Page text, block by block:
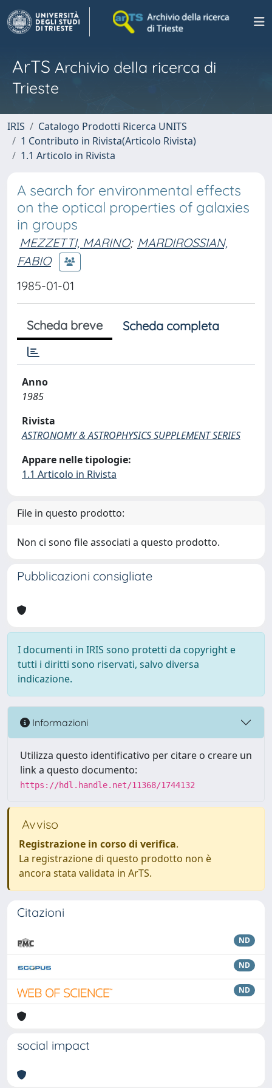
ArTS Archivio della ricerca di
Trieste
IRIS
Catalogo Prodotti Ricerca UNITS
1 Contributo in Rivista(Articolo Rivista)
1.1 Articolo in Rivista
A search for environmental effects
on the optical properties of galaxies
in groups
MEZZETTI, MARINO; MARDIROSSIAN,
FABIO
1985-01-01
Scheda breve Scheda completa
Anno
1985
Rivista
ASTRONOMY & ASTROPHYSICS SUPPLEMENT SERIES
Appare nelle tipologie:
1.1 Articolo in Rivista
File in questo prodotto:
Non ci sono file associati a questo prodotto.
Pubblicazioni consigliate
I documenti in IRIS sono protetti da copyright e
tutti i diritti sono riservati, salvo diversa
indicazione.
Informazioni
Utilizza questo identificativo per citare o creare un
link a questo documento:
https://hdl.handle.net/11368/1744132
Avviso
Registrazione in corso di verifica.
La registrazione di questo prodotto non è
ancora stata validata in ArTS.
Citazioni
ND
ND
ND
social impact